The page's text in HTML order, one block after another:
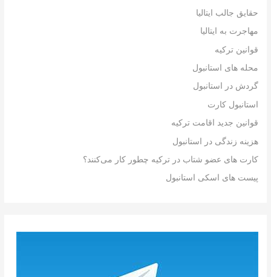
حقایق جالب ایتالیا
مهاجرت به ایتالیا
قوانین ترکیه
محله های استانبول
گردش در استانبول
استانبول کارت
قوانین جدید اقامت ترکیه
هزینه زندگی در استانبول
کارت های عضو شتاب در ترکیه چطور کار می‌کنند؟
پیست های اسکی استانبول